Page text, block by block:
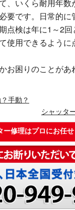
、いくら耐用年数
要です。日常的に
点検は年に1～2回
使用できるように
お困りのことが
手動？
シャッタ
ー修理はプロにお任せ